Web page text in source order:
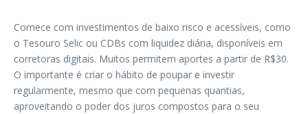
Comece com investimentos de baixo risco e acessíveis, como
o Tesouro Selic ou CDBs com liquidez diária, disponíveis em
corretoras digitais. Muitos permitem aportes a partir de R$30.
O importante é criar o hábito de poupar e investir
regularmente, mesmo que com pequenas quantias,
aproveitando o poder dos juros compostos para o seu